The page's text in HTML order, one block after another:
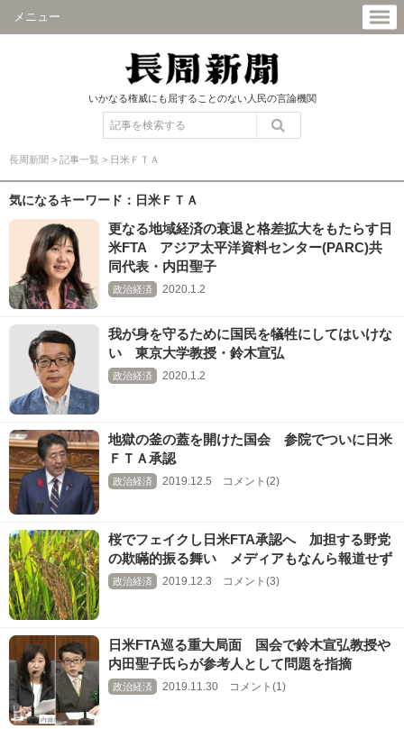
メニュー
いかなる権威にも屈することのない人民の言論機関
長周新聞 > 記事一覧 > 日米ＦＴＡ
気になるキーワード：日米ＦＴＡ
更なる地域経済の衰退と格差拡大をもたらす日
米FTA アジア太平洋資料センター(PARC)共
同代表・内田聖子
政治経済 2020.1.2
我が身を守るために国民を犠牲にしてはいけな
い 東京大学教授・鈴木宣弘
政治経済 2020.1.2
地獄の釜の蓋を開けた国会 参院でついに日米
ＦＴＡ承認
政治経済 2019.12.5 コメント(2)
桜でフェイクし日米FTA承認へ 加担する野党
の欺瞞的振る舞い メディアもなんら報道せず
政治経済 2019.12.3 コメント(3)
日米FTA巡る重大局面 国会で鈴木宣弘教授や
内田聖子氏らが参考人として問題を指摘
政治経済 2019.11.30 コメント(1)